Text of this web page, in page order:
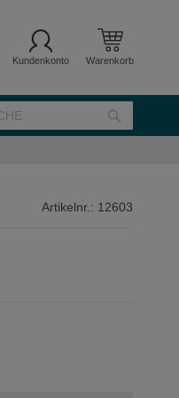
Kundenkonto Warenkorb
SUCHE
Artikelnr.: 12603